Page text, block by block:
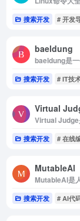
搜索开发 # 开发
baeldung
baeldung是
搜索开发 # IT技
Virtual
Virtual Judge
搜索开发 # 在线
MutableAl
MutableAl是
搜索开发 # AI代